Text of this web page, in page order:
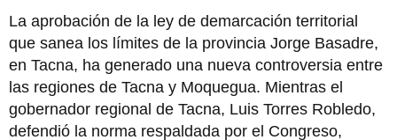
La aprobación de la ley de demarcación territorial
que sanea los límites de la provincia Jorge Basadre,
en Tacna, ha generado una nueva controversia entre
las regiones de Tacna y Moquegua. Mientras el
gobernador regional de Tacna, Luis Torres Robledo,
defendió la norma respaldada por el Congreso,